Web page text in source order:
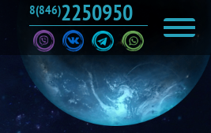
8(846)2250950